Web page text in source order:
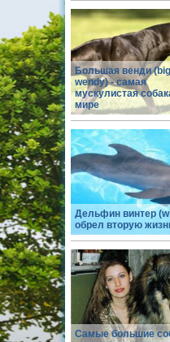
Большая венди (big
wendy) - самая
мускулистая
мире
Дельфин винтер
обрел вторую
Самые большие